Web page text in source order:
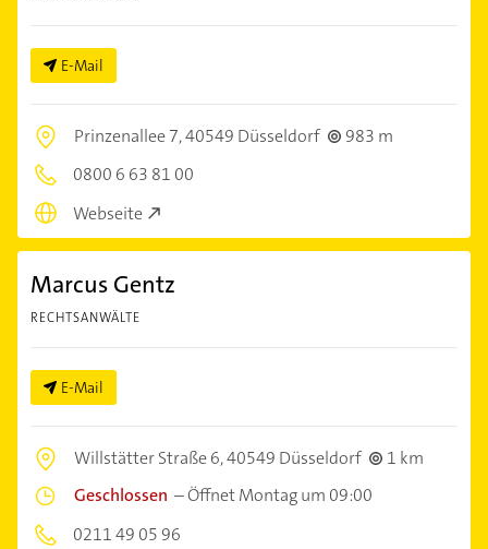
E-Mail
Prinzenallee 7,40549 Düsseldorf
983 m
0800 6 63 81 00
Webseite
Marcus Gentz
RECHTSANWÄLTE
E-Mail
Willstätter Straße 6,40549 Düsseldorf
1 km
Geschlossen –Öffnet Montag um 09:00
0211 49 05 96